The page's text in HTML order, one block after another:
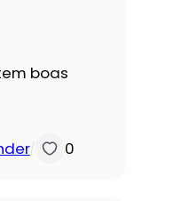
boas
/ 0